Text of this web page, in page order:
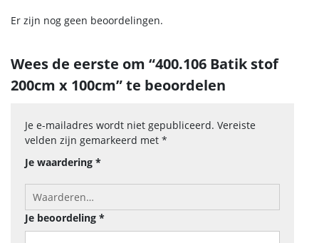
Er zijn nog geen beoordelingen.
Wees de eerste om “400.106 Batik stof
200cm x 100cm” te beoordelen
Je e-mailadres wordt niet gepubliceerd. Vereiste
velden zijn gemarkeerd met *
Je waardering *
Je beoordeling *